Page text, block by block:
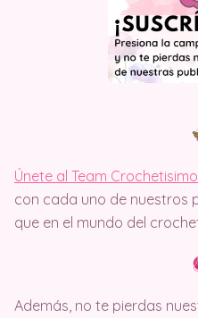
Únete al Team Crochetisimo
con cada uno de nuestros
que en el mundo del
Además, no te pierdas